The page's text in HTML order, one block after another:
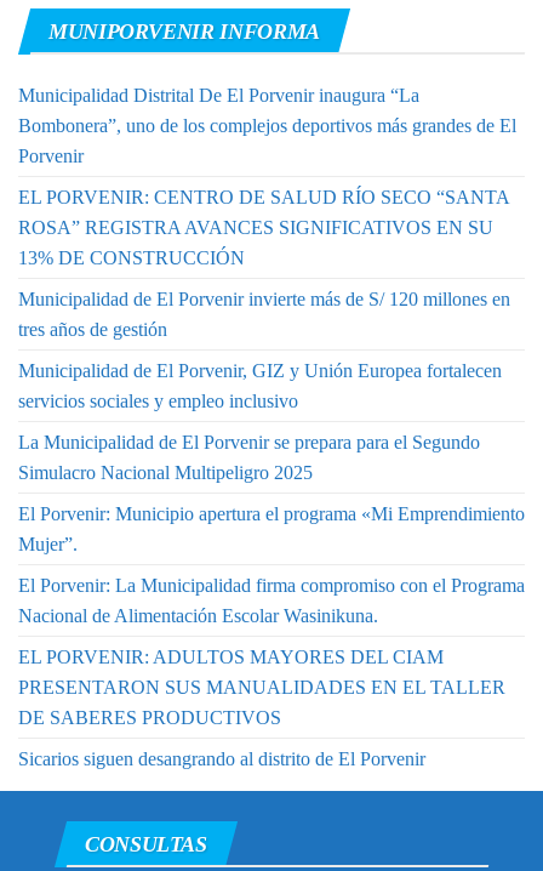
MUNIPORVENIR INFORMA
Municipalidad Distrital De El Porvenir inaugura “La
Bombonera”, uno de los complejos deportivos más grandes de El
Porvenir
EL PORVENIR: CENTRO DE SALUD RÍO SECO “SANTA
ROSA” REGISTRA AVANCES SIGNIFICATIVOS EN SU
13% DE CONSTRUCCIÓN
Municipalidad de El Porvenir invierte más de S/ 120 millones en
tres años de gestión
Municipalidad de El Porvenir, GIZ y Unión Europea fortalecen
servicios sociales y empleo inclusivo
La Municipalidad de El Porvenir se prepara para el Segundo
Simulacro Nacional Multipeligro 2025
El Porvenir: Municipio apertura el programa «Mi Emprendimiento
Mujer”.
El Porvenir: La Municipalidad firma compromiso con el Programa
Nacional de Alimentación Escolar Wasinikuna.
EL PORVENIR: ADULTOS MAYORES DEL CIAM
PRESENTARON SUS MANUALIDADES EN EL TALLER
DE SABERES PRODUCTIVOS
Sicarios siguen desangrando al distrito de El Porvenir
CONSULTAS